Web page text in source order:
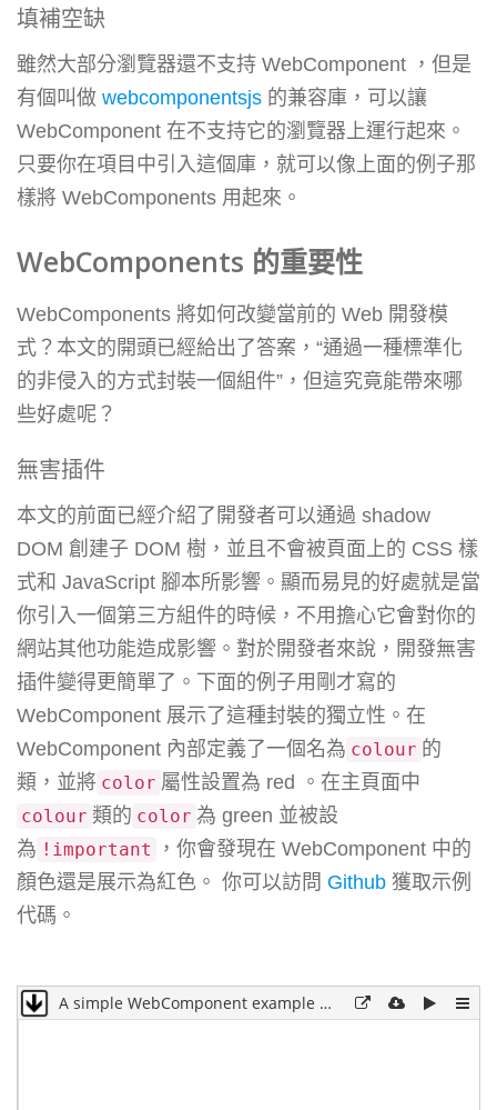
填補空缺
雖然大部分瀏覽器還不支持 WebComponent ，但是
有個叫做 webcomponentsjs 的兼容庫，可以讓
WebComponent 在不支持它的瀏覽器上運行起來。
只要你在項目中引入這個庫，就可以像上面的例子那
樣將 WebComponents 用起來。
WebComponents 的重要性
WebComponents 將如何改變當前的 Web 開發模
式？本文的開頭已經給出了答案，“通過一種標準化
的非侵入的方式封裝一個組件”，但這究竟能帶來哪
些好處呢？
無害插件
本文的前面已經介紹了開發者可以通過 shadow
DOM 創建子 DOM 樹，並且不會被頁面上的 CSS 樣
式和 JavaScript 腳本所影響。顯而易見的好處就是當
你引入一個第三方組件的時候，不用擔心它會對你的
網站其他功能造成影響。對於開發者來說，開發無害
插件變得更簡單了。下面的例子用剛才寫的
WebComponent 展示了這種封裝的獨立性。在
WebComponent 內部定義了一個名為 colour 的
類，並將 color 屬性設置為 red 。在主頁面中
colour 類的 color 為 green 並被設
為 ! important
，你會發現在 WebComponent 中的
顏色還是展示為紅色。 你可以訪問 Github 獲取示例
代碼。